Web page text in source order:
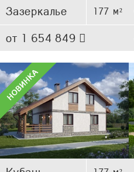
Зазеркалье 177 м²
от 1 654 849